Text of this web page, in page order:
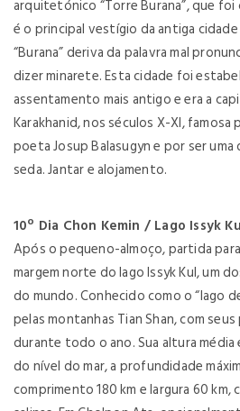
arquitetónico “Torre Burana”, que
é o principal vestígio da antiga cidade
“Burana” deriva da palavra mal
dizer minarete. Esta cidade foi
assentamento mais antigo e era a
Karakhanid, nos séculos X-XI,
poeta Josup Balasugyn e por ser
seda. Jantar e alojamento.
10º Dia Chon Kemin / Lago Issyk
Após o pequeno-almoço, partida
margem norte do lago Issyk Kul, um
do mundo. Conhecido como o “lago
pelas montanhas Tian Shan, com
durante todo o ano. Sua altura média
do nível do mar, a profundidade
comprimento 180 km e largura 60 km,